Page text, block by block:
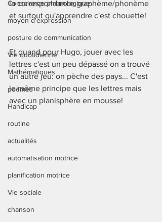
Conscience phonologique
moyen d'expression
posture de communication
Vie quotidienne
Mathématiques
poèmes
Handicap
routine
actualités
automatisation motrice
planification motrice
Vie sociale
chanson
la correspondance graphème/phonème
et surtout qu'apprendre c'est chouette!
Et quand pour Hugo, jouer avec les
lettres c'est un peu dépassé on a trouvé
un autre jeu: on pèche des pays... C'est
le même principe que les lettres mais
avec un planisphère en mousse!